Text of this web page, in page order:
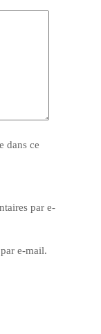
dans ce
par e-
e-mail.